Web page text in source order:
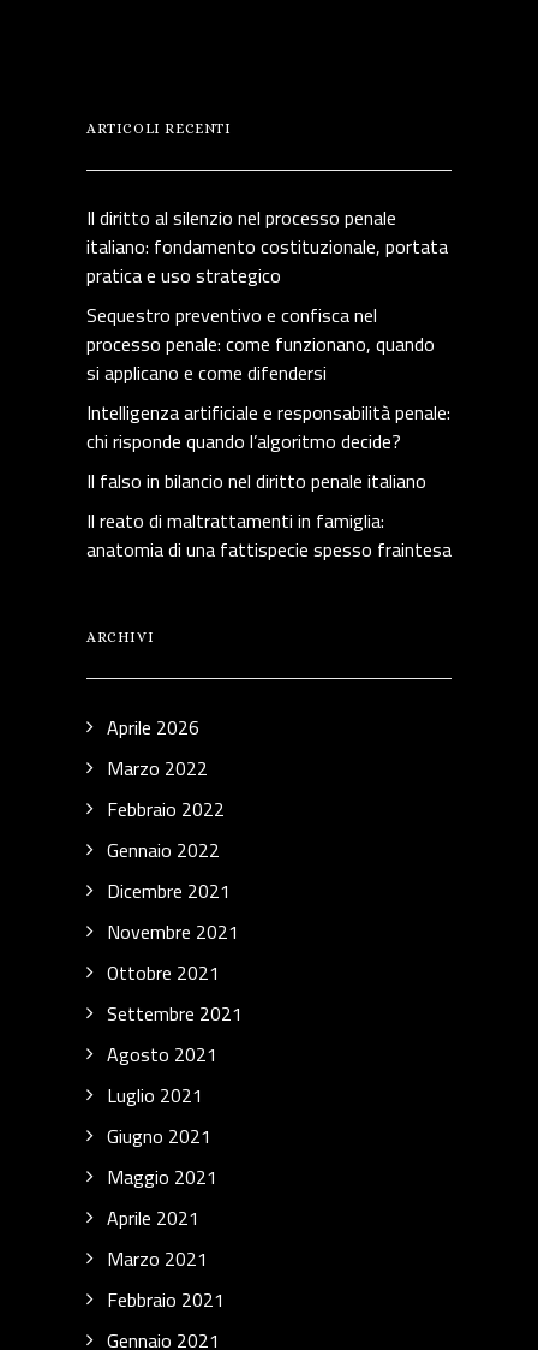
ARTICOLI RECENTI
Il diritto al silenzio nel processo penale
italiano: fondamento costituzionale, portata
pratica e uso strategico
Sequestro preventivo e confisca nel
processo penale: come funzionano, quando
si applicano e come difendersi
Intelligenza artificiale e responsabilità penale:
chi risponde quando l’algoritmo decide?
Il falso in bilancio nel diritto penale italiano
Il reato di maltrattamenti in famiglia:
anatomia di una fattispecie spesso fraintesa
ARCHIVI
Aprile 2026
Marzo 2022
Febbraio 2022
Gennaio 2022
Dicembre 2021
Novembre 2021
Ottobre 2021
Settembre 2021
Agosto 2021
Luglio 2021
Giugno 2021
Maggio 2021
Aprile 2021
Marzo 2021
Febbraio 2021
Gennaio 2021